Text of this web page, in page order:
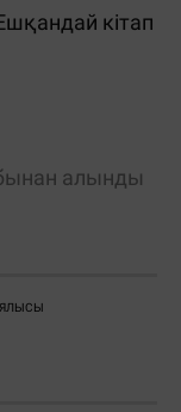
кітап
алынды